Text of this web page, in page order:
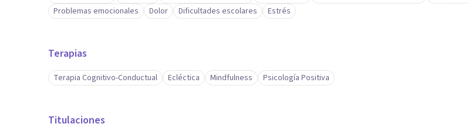
Problemas emocionales
Dolor Dificultades escolares Estrés
Terapias
Terapia Cognitivo-Conductual Ecléctica Mindfulness Psicología Positiva
Titulaciones